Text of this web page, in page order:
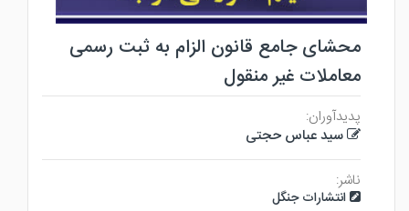
محشای جامع قانون الزام به ثبت رسمی
معاملات غیر منقول
پدیدآوران:
سید عباس حجتی
ناشر:
انتشارات جنگل